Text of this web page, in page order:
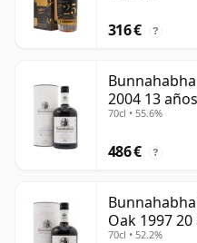
316 € ?
2004 13 años
70cl • 55.6%
486 € ?
Oak 1997 20
70cl • 52.2%